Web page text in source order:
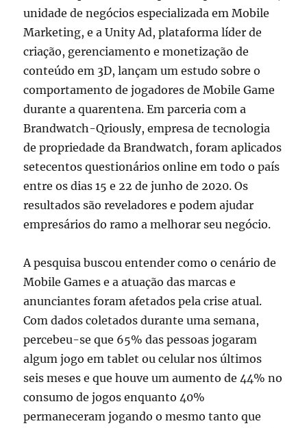
unidade de negócios especializada em Mobile
Marketing, e a Unity Ad, plataforma líder de
criação, gerenciamento e monetização de
conteúdo em 3D, lançam um estudo sobre o
comportamento de jogadores de Mobile Game
durante a quarentena. Em parceria com a
Brandwatch-Qriously, empresa de tecnologia
de propriedade da Brandwatch, foram aplicados
setecentos questionários online em todo o país
entre os dias 15 e 22 de junho de 2020. Os
resultados são reveladores e podem ajudar
empresários do ramo a melhorar seu negócio.
A pesquisa buscou entender como o cenário de
Mobile Games e a atuação das marcas e
anunciantes foram afetados pela crise atual.
Com dados coletados durante uma semana,
percebeu-se que 65% das pessoas jogaram
algum jogo em tablet ou celular nos últimos
seis meses e que houve um aumento de 44% no
consumo de jogos enquanto 40%
permaneceram jogando o mesmo tanto que